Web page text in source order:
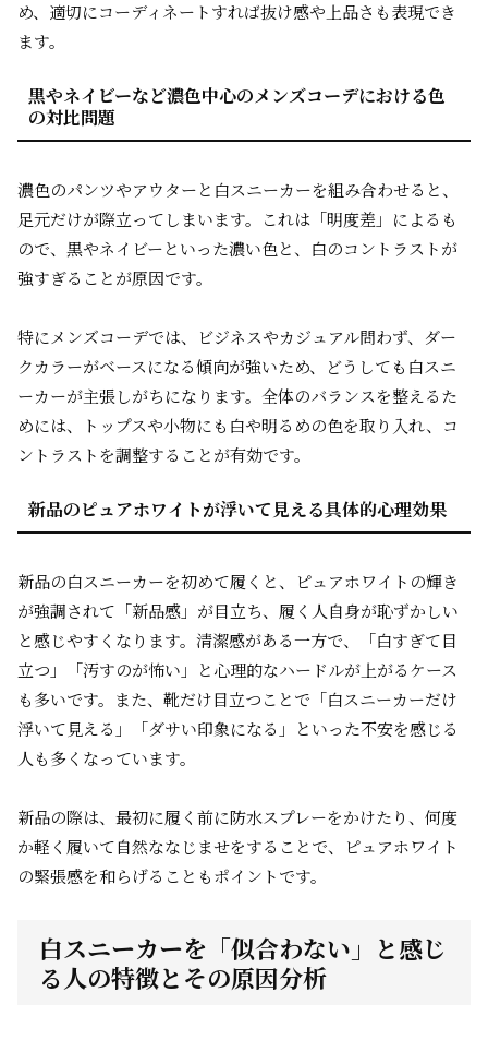
め、適切にコーディネートすれば抜け感や上品さも表現でき
ます。
黒やネイビーなど濃色中心のメンズコーデにおける色
の対比問題
濃色のパンツやアウターと白スニーカーを組み合わせると、
足元だけが際立ってしまいます。これは「明度差」によるも
ので、黒やネイビーといった濃い色と、白のコントラストが
強すぎることが原因です。
特にメンズコーデでは、ビジネスやカジュアル問わず、ダー
クカラーがベースになる傾向が強いため、どうしても白スニ
ーカーが主張しがちになります。全体のバランスを整えるた
めには、トップスや小物にも白や明るめの色を取り入れ、コ
ントラストを調整することが有効です。
新品のピュアホワイトが浮いて見える具体的心理効果
新品の白スニーカーを初めて履くと、ピュアホワイトの輝き
が強調されて「新品感」が目立ち、履く人自身が恥ずかしい
と感じやすくなります。清潔感がある一方で、「白すぎて目
立つ」「汚すのが怖い」と心理的なハードルが上がるケース
も多いです。また、靴だけ目立つことで「白スニーカーだけ
浮いて見える」「ダサい印象になる」といった不安を感じる
人も多くなっています。
新品の際は、最初に履く前に防水スプレーをかけたり、何度
か軽く履いて自然ななじませをすることで、ピュアホワイト
の緊張感を和らげることもポイントです。
白スニーカーを「似合わない」と感じ
る人の特徴とその原因分析